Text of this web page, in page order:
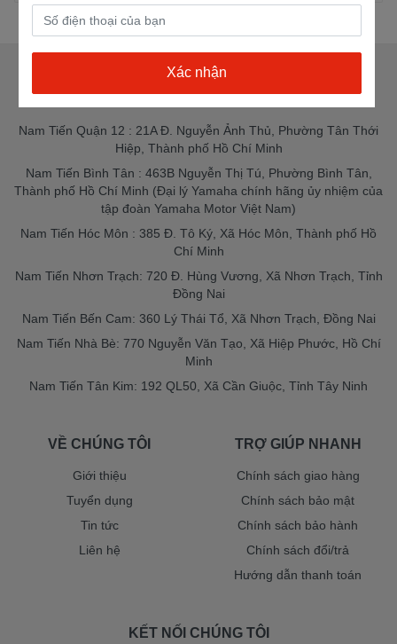
CỬA HÀNG XE MÁY NAM TIẾN
Nam Tiến Quận 12 : 21A Đ. Nguyễn Ảnh Thủ, Phường Tân Thới
Hiệp, Thành phố Hồ Chí Minh
Nam Tiến Bình Tân : 463B Nguyễn Thị Tú, Phường Bình Tân,
Thành phố Hồ Chí Minh (Đại lý Yamaha chính hãng ủy nhiệm của
tập đoàn Yamaha Motor Việt Nam)
Nam Tiến Hóc Môn : 385 Đ. Tô Ký, Xã Hóc Môn, Thành phố Hồ
Chí Minh
Nam Tiến Nhơn Trạch: 720 Đ. Hùng Vương, Xã Nhơn Trạch, Tỉnh
Đồng Nai
Nam Tiến Bến Cam: 360 Lý Thái Tổ, Xã Nhơn Trạch, Đồng Nai
Nam Tiến Nhà Bè: 770 Nguyễn Văn Tạo, Xã Hiệp Phước, Hồ Chí
Minh
Nam Tiến Tân Kim: 192 QL50, Xã Cần Giuộc, Tỉnh Tây Ninh
VỀ CHÚNG TÔI
Giới thiệu
Tuyển dụng
Tin tức
Liên hệ
TRỢ GIÚP NHANH
Chính sách giao hàng
Chính sách bảo mật
Chính sách bảo hành
Chính sách đổi/trả
Hướng dẫn thanh toán
KẾT NỐI CHÚNG TÔI